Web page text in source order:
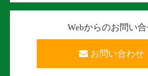
Webからのお問い
お問い合わせ